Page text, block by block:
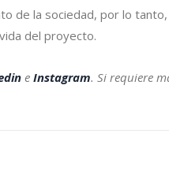
de la sociedad, por lo tanto,
del proyecto.
e Instagram. Si requiere